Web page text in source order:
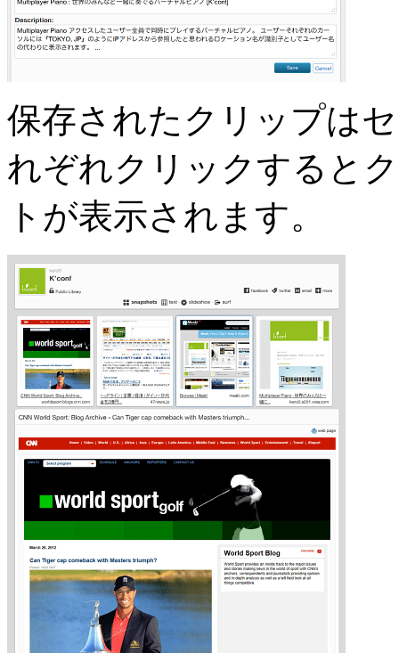
保存されたクリップは
れぞれクリックすると
トが表示されます。